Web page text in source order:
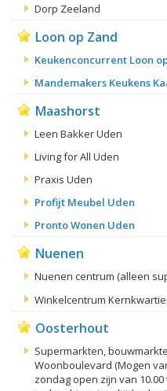
Dorp Zeeland
Loon op Zand
Keukenconcurrent Loon
Mandemakers Keukens
Maashorst
Leen Bakker Uden
Living for All Uden
Praxis Uden
Profijt Meubel Uden
Pronto Wonen Uden
Nuenen
Nuenen centrum (alleen
Winkelcentrum
Oosterhout
Supermarkten,
Woonboulevard (Mogen
zondag open zijn van